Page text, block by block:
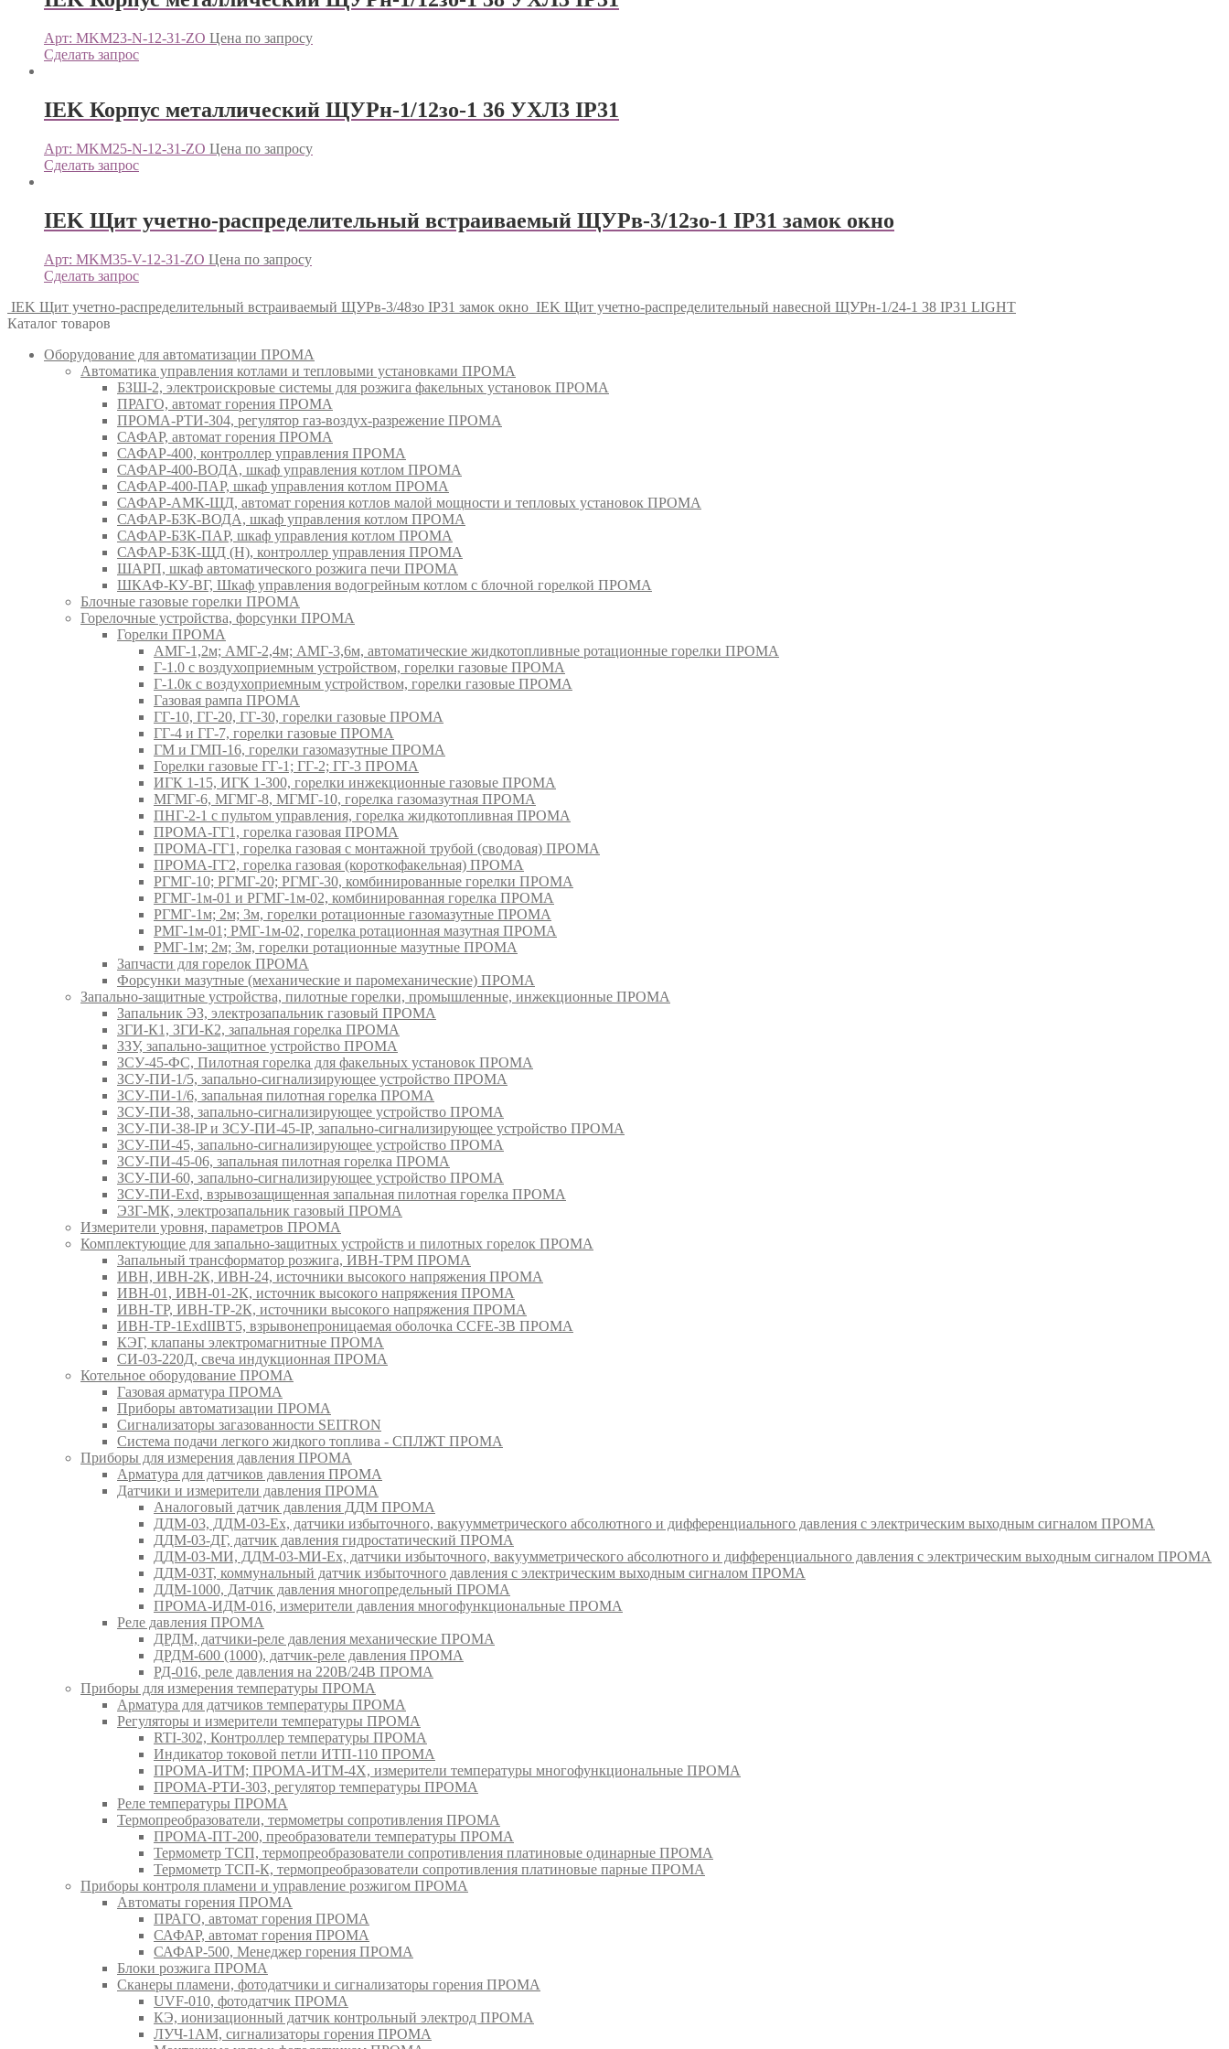
Арт: MKM23-N-12-31-ZO Цена по запросу
Сделать запрос
IEK Корпус металлический ЩУРн-1/12зо-1 36 УХЛ3 IP31
Арт: MKM25-N-12-31-ZO Цена по запросу
Сделать запрос
IEK Щит учетно-распределительный встраиваемый ЩУРв-3/12зо-1 IP31 замок окно
Арт: MKM35-V-12-31-ZO Цена по запросу
Сделать запрос
IEK Щит учетно-распределительный встраиваемый ЩУРв-3/48зо IP31 замок окно IEK Щит учетно-распределительный навесной ЩУРн-1/24-1 38 IP31 LIGHT
Каталог товаров
Оборудование для автоматизации ПРОМА
Автоматика управления котлами и тепловыми установками ПРОМА
БЗШ-2, электроискровые системы для розжига факельных установок ПРОМА
ПРАГО, автомат горения ПРОМА
ПРОМА-РТИ-304, регулятор газ-воздух-разрежение ПРОМА
САФАР, автомат горения ПРОМА
САФАР-400, контроллер управления ПРОМА
САФАР-400-ВОДА, шкаф управления котлом ПРОМА
САФАР-400-ПАР, шкаф управления котлом ПРОМА
САФАР-АМК-ЩД, автомат горения котлов малой мощности и тепловых установок ПРОМА
САФАР-БЗК-ВОДА, шкаф управления котлом ПРОМА
САФАР-БЗК-ПАР, шкаф управления котлом ПРОМА
САФАР-БЗК-ЩД (Н), контроллер управления ПРОМА
ШАРП, шкаф автоматического розжига печи ПРОМА
ШКАФ-КУ-ВГ, Шкаф управления водогрейным котлом с блочной горелкой ПРОМА
Блочные газовые горелки ПРОМА
Горелочные устройства, форсунки ПРОМА
Горелки ПРОМА
АМГ-1,2м; АМГ-2,4м; АМГ-3,6м, автоматические жидкотопливные ротационные горелки ПРОМА
Г-1.0 с воздухоприемным устройством, горелки газовые ПРОМА
Г-1.0к с воздухоприемным устройством, горелки газовые ПРОМА
Газовая рампа ПРОМА
ГГ-10, ГГ-20, ГГ-30, горелки газовые ПРОМА
ГГ-4 и ГГ-7, горелки газовые ПРОМА
ГМ и ГМП-16, горелки газомазутные ПРОМА
Горелки газовые ГГ-1; ГГ-2; ГГ-3 ПРОМА
ИГК 1-15, ИГК 1-300, горелки инжекционные газовые ПРОМА
МГМГ-6, МГМГ-8, МГМГ-10, горелка газомазутная ПРОМА
ПНГ-2-1 с пультом управления, горелка жидкотопливная ПРОМА
ПРОМА-ГГ1, горелка газовая ПРОМА
ПРОМА-ГГ1, горелка газовая с монтажной трубой (сводовая) ПРОМА
ПРОМА-ГГ2, горелка газовая (короткофакельная) ПРОМА
РГМГ-10; РГМГ-20; РГМГ-30, комбинированные горелки ПРОМА
РГМГ-1м-01 и РГМГ-1м-02, комбинированная горелка ПРОМА
РГМГ-1м; 2м; 3м, горелки ротационные газомазутные ПРОМА
РМГ-1м-01; РМГ-1м-02, горелка ротационная мазутная ПРОМА
РМГ-1м; 2м; 3м, горелки ротационные мазутные ПРОМА
Запчасти для горелок ПРОМА
Форсунки мазутные (механические и паромеханические) ПРОМА
Запально-защитные устройства, пилотные горелки, промышленные, инжекционные ПРОМА
Запальник ЭЗ, электрозапальник газовый ПРОМА
ЗГИ-К1, ЗГИ-К2, запальная горелка ПРОМА
ЗЗУ, запально-защитное устройство ПРОМА
ЗСУ-45-ФС, Пилотная горелка для факельных установок ПРОМА
ЗСУ-ПИ-1/5, запально-сигнализирующее устройство ПРОМА
ЗСУ-ПИ-1/6, запальная пилотная горелка ПРОМА
ЗСУ-ПИ-38, запально-сигнализирующее устройство ПРОМА
ЗСУ-ПИ-38-IP и ЗСУ-ПИ-45-IP, запально-сигнализирующее устройство ПРОМА
ЗСУ-ПИ-45, запально-сигнализирующее устройство ПРОМА
ЗСУ-ПИ-45-06, запальная пилотная горелка ПРОМА
ЗСУ-ПИ-60, запально-сигнализирующее устройство ПРОМА
ЗСУ-ПИ-Exd, взрывозащищенная запальная пилотная горелка ПРОМА
ЭЗГ-МК, электрозапальник газовый ПРОМА
Измерители уровня, параметров ПРОМА
Комплектующие для запально-защитных устройств и пилотных горелок ПРОМА
Запальный трансформатор розжига, ИВН-ТРМ ПРОМА
ИВН, ИВН-2К, ИВН-24, источники высокого напряжения ПРОМА
ИВН-01, ИВН-01-2К, источник высокого напряжения ПРОМА
ИВН-ТР, ИВН-ТР-2К, источники высокого напряжения ПРОМА
ИВН-ТР-1ExdIIBT5, взрывонепроницаемая оболочка CCFE-3B ПРОМА
КЭГ, клапаны электромагнитные ПРОМА
СИ-03-220Д, свеча индукционная ПРОМА
Котельное оборудование ПРОМА
Газовая арматура ПРОМА
Приборы автоматизации ПРОМА
Сигнализаторы загазованности SEITRON
Система подачи легкого жидкого топлива - СПЛЖТ ПРОМА
Приборы для измерения давления ПРОМА
Арматура для датчиков давления ПРОМА
Датчики и измерители давления ПРОМА
Аналоговый датчик давления ДДМ ПРОМА
ДДМ-03, ДДМ-03-Ех, датчики избыточного, вакуумметрического абсолютного и дифференциального давления с электрическим выходным сигналом ПРОМА
ДДМ-03-ДГ, датчик давления гидростатический ПРОМА
ДДМ-03-МИ, ДДМ-03-МИ-Ех, датчики избыточного, вакуумметрического абсолютного и дифференциального давления с электрическим выходным сигналом ПРОМА
ДДМ-03Т, коммунальный датчик избыточного давления с электрическим выходным сигналом ПРОМА
ДДМ-1000, Датчик давления многопредельный ПРОМА
ПРОМА-ИДМ-016, измерители давления многофункциональные ПРОМА
Реле давления ПРОМА
ДРДМ, датчики-реле давления механические ПРОМА
ДРДМ-600 (1000), датчик-реле давления ПРОМА
РД-016, реле давления на 220В/24В ПРОМА
Приборы для измерения температуры ПРОМА
Арматура для датчиков температуры ПРОМА
Регуляторы и измерители температуры ПРОМА
RTI-302, Контроллер температуры ПРОМА
Индикатор токовой петли ИТП-110 ПРОМА
ПРОМА-ИТМ; ПРОМА-ИТМ-4Х, измерители температуры многофункциональные ПРОМА
ПРОМА-РТИ-303, регулятор температуры ПРОМА
Реле температуры ПРОМА
Термопреобразователи, термометры сопротивления ПРОМА
ПРОМА-ПТ-200, преобразователи температуры ПРОМА
Термометр ТСП, термопреобразователи сопротивления платиновые одинарные ПРОМА
Термометр ТСП-К, термопреобразователи сопротивления платиновые парные ПРОМА
Приборы контроля пламени и управление розжигом ПРОМА
Автоматы горения ПРОМА
ПРАГО, автомат горения ПРОМА
САФАР, автомат горения ПРОМА
САФАР-500, Менеджер горения ПРОМА
Блоки розжига ПРОМА
Сканеры пламени, фотодатчики и сигнализаторы горения ПРОМА
UVF-010, фотодатчик ПРОМА
КЭ, ионизационный датчик контрольный электрод ПРОМА
ЛУЧ-1АМ, сигнализаторы горения ПРОМА